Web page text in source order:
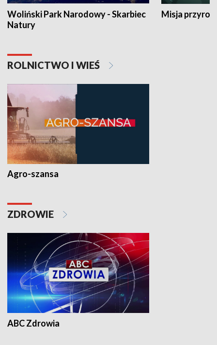
Woliński Park Narodowy - Skarbiec
Natury
Misja
ROLNICTWO I WIEŚ
Agro-szansa
ZDROWIE
ABC Zdrowia